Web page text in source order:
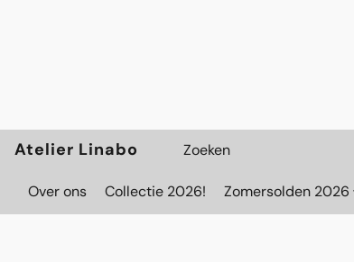
Atelier Linabo
Over ons Collectie 2026! Zomersolden 2026